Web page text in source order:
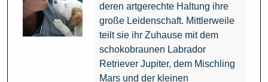
deren artgerechte Haltung ihre
große Leidenschaft. Mittlerweile
teilt sie ihr Zuhause mit dem
schokobraunen Labrador
Retriever Jupiter, dem Mischling
Mars und der kleinen